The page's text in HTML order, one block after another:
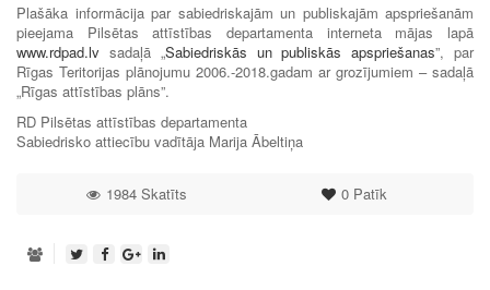
Plašāka informācija par sabiedriskajām un publiskajām apspriešanām
pieejama Pilsētas attīstības departamenta interneta mājas lapā
www.rdpad.lv sadaļā „Sabiedriskās un publiskās apspriešanas”, par
Rīgas Teritorijas plānojumu 2006.-2018.gadam ar grozījumiem – sadaļā
„Rīgas attīstības plāns”.
RD Pilsētas attīstības departamenta
Sabiedrisko attiecību vadītāja Marija Ābeltiņa
0Patīk
1984 Skatīts